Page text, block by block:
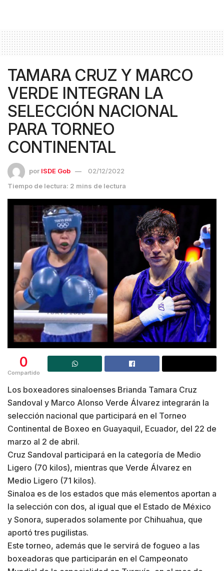
TAMARA CRUZ Y MARCO
VERDE INTEGRAN LA
SELECCIÓN NACIONAL
PARA TORNEO
CONTINENTAL
por ISDE Gob
02/12/2022
Tiempo de lectura: 2 mins de lectura
0
Compartido
Los boxeadores sinaloenses Brianda Tamara Cruz
Sandoval y Marco Alonso Verde Álvarez integrarán la
selección nacional que participará en el Torneo
Continental de Boxeo en Guayaquil, Ecuador, del 22 de
marzo al 2 de abril.
Cruz Sandoval participará en la categoría de Medio
Ligero (70 kilos), mientras que Verde Álvarez en
Medio Ligero (71 kilos).
Sinaloa es de los estados que más elementos aportan a
la selección con dos, al igual que el Estado de México
y Sonora, superados solamente por Chihuahua, que
aportó tres pugilistas.
Este torneo, además que le servirá de fogueo a las
boxeadoras que participarán en el Campeonato